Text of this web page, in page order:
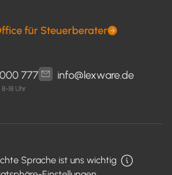
für Steuerberater
777
18 Uhr
info@lexware.de
Sprache ist uns wichtig